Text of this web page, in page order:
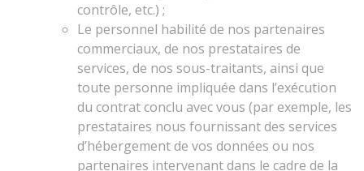
contrôle, etc.) ;
Le personnel habilité de nos partenaires
commerciaux, de nos prestataires de
services, de nos sous-traitants, ainsi que
toute personne impliquée dans l’exécution
du contrat conclu avec vous (par exemple, les
prestataires nous fournissant des services
d’hébergement de vos données ou nos
partenaires intervenant dans le cadre de la